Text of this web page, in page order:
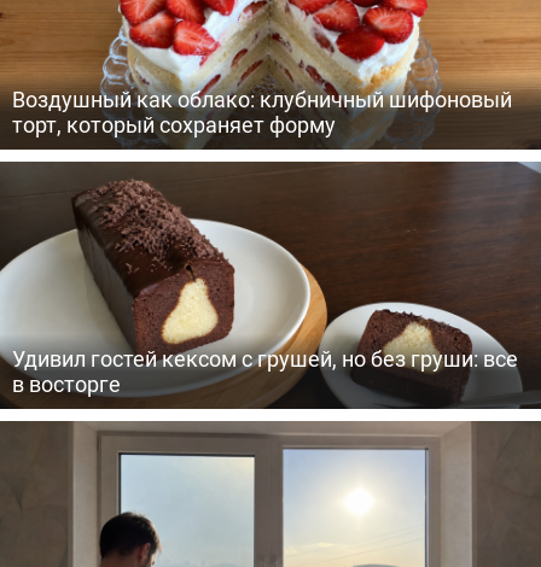
Воздушный как облако: клубничный шифоновый
торт, который сохраняет форму
Удивил гостей кексом с грушей, но без груши: все
в восторге